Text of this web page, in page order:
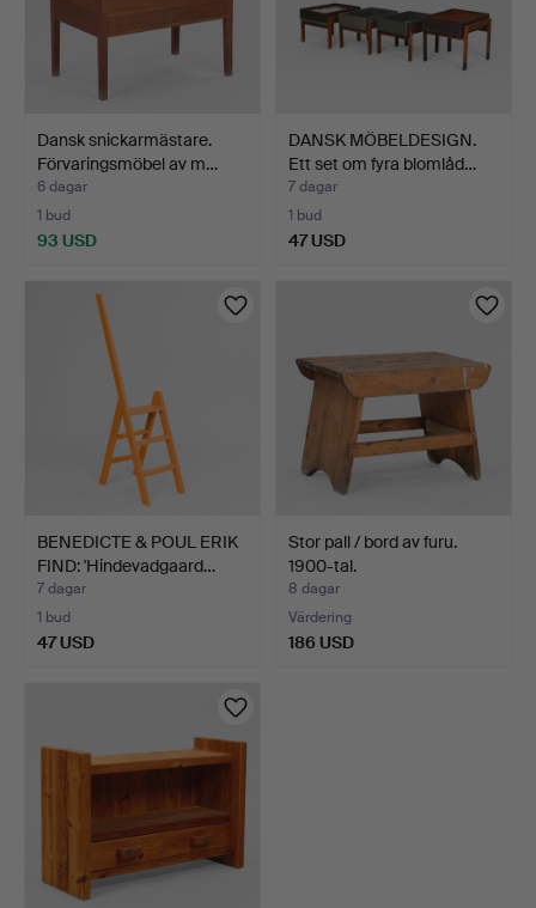
Dansk snickarmästare.
Förvaringsmöbel av m…
6 dagar
1 bud
93 USD
DANSK MÖBELDESIGN.
Ett set om fyra blomlåd…
7 dagar
1 bud
47 USD
BENEDICTE & POUL ERIK
FIND: 'Hindevadgaard…
7 dagar
1 bud
47 USD
Stor pall / bord av furu.
1900-tal.
8 dagar
Värdering
186 USD